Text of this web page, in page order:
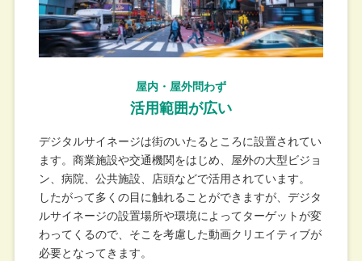
屋内・屋外問わず
活用範囲が広い
デジタルサイネージは街のいたるところに設置されてい
ます。商業施設や交通機関をはじめ、屋外の大型ビジョ
ン、病院、公共施設、店頭などで活用されています。
したがって多くの目に触れることができますが、デジタ
ルサイネージの設置場所や環境によってターゲットが変
わってくるので、そこを考慮した動画クリエイティブが
必要となってきます。